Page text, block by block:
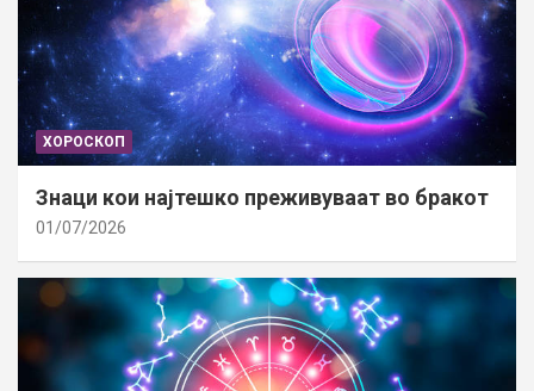
ХОРОСКОП
Знаци кои најтешко преживуваат во бракот
01/07/2026